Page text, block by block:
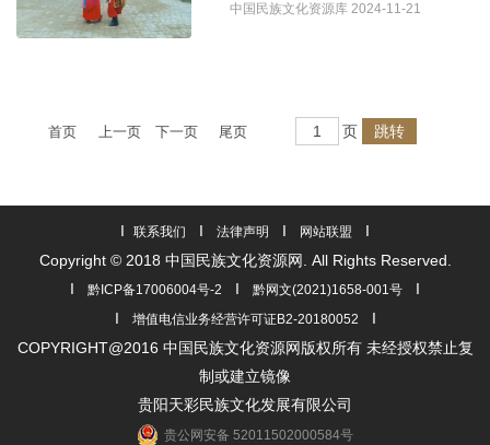
中国民族文化资源库 2024-11-21
首页 上一页 下一页 尾页 页
I 联系我们 I 法律声明 I 网站联盟
I
Copyright © 2018 中国民族文化资源网. All Rights Reserved.
I
黔ICP备17006004号-2 I 黔网文(2021)1658-001号
I
I
增值电信业务经营许可证B2-20180052
I
COPYRIGHT@2016 中国民族文化资源网版权所有 未经授权禁止复
制或建立镜像
贵阳天彩民族文化发展有限公司
贵公网安备 52011502000584号